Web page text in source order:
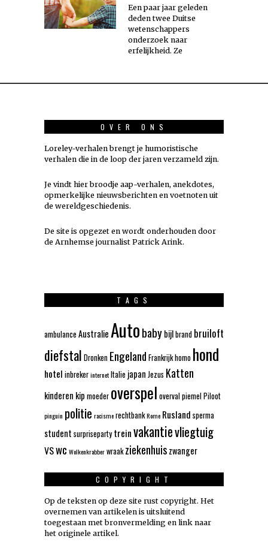
Een paar jaar geleden
deden twee Duitse
wetenschappers
onderzoek naar
erfelijkheid. Ze
OVER ONS
Loreley-verhalen brengt je humoristische
verhalen die in de loop der jaren verzameld zijn.
Je vindt hier broodje aap-verhalen, anekdotes,
opmerkelijke nieuwsberichten en voetnoten uit
de wereldgeschiedenis.
De site is opgezet en wordt onderhouden door
de Arnhemse journalist Patrick Arink.
TAGS
ambulance Australie Autobabybijlbrand bruiloft
diefstal Dronken Engeland Frankrijkhomo hond
hotel inbrekerinternetItalie japan Jezus Katten
kinderen kip moeder overspel overvalpiemelPiloot
pinguin politie racismerechtbankRome Rusland sperma
student surpriseparty treinvakantievliegtuig
VSwc Wolkenkrabberwraak ziekenhuiszwanger
COPYRIGHT
Op de teksten op deze site rust copyright. Het
overnemen van artikelen is uitsluitend
toegestaan met bronvermelding en link naar
het originele artikel.